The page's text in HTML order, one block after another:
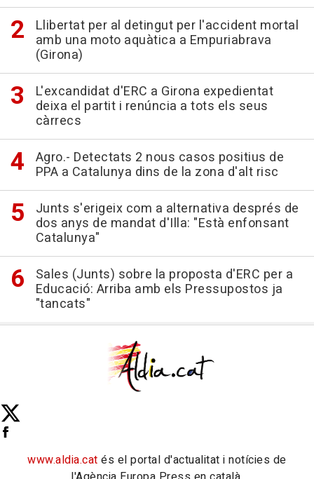
Llibertat per al detingut per l'accident mortal
amb una moto aquàtica a Empuriabrava
(Girona)
L'excandidat d'ERC a Girona expedientat
deixa el partit i renúncia a tots els seus
càrrecs
Agro.- Detectats 2 nous casos positius de
PPA a Catalunya dins de la zona d'alt risc
Junts s'erigeix com a alternativa després de
dos anys de mandat d'Illa: "Està enfonsant
Catalunya"
Sales (Junts) sobre la proposta d'ERC per a
Educació: Arriba amb els Pressupostos ja
"tancats"
www.aldia.cat és el portal d'actualitat i notícies de